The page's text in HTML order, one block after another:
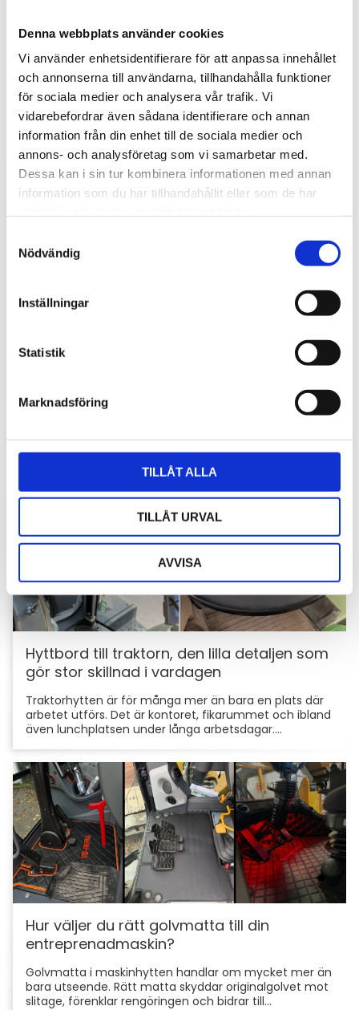
Denna webbplats använder cookies
Vi använder enhetsidentifierare för att anpassa innehållet
och annonserna till användarna, tillhandahålla funktioner
för sociala medier och analysera vår trafik. Vi
vidarebefordrar även sådana identifierare och annan
information från din enhet till de sociala medier och
annons- och analysföretag som vi samarbetar med.
Dessa kan i sin tur kombinera informationen med annan
information som du har tillhandahållit eller som de har
Nödvändig
Inställningar
Statistik
Marknadsföring
TILLÅT ALLA
TILLÅT URVAL
AVVISA
Tips och inspiration
Stöldskydd för entreprenadmaskiner: så
För entreprenörer är maskinerna hjärtat i
mot stölder och skador som kan orsaka kostsamma
avbrott....
Hyttbord till traktorn, den lilla detaljen som
gör stor skillnad i vardagen
Traktorhytten är för många mer än bara en plats där
arbetet utförs. Det är kontoret, fikarummet och ibland
även lunchplatsen under långa arbetsdagar....
Hur väljer du rätt golvmatta till din
entreprenadmaskin?
Golvmatta i maskinhytten handlar om mycket mer än
bara utseende. Rätt matta skyddar originalgolvet mot
slitage, förenklar rengöringen och bidrar till...